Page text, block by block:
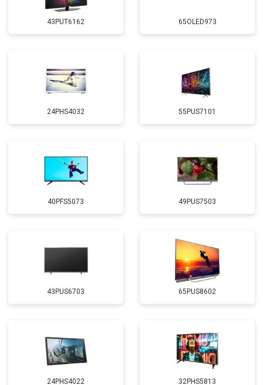
43PUT6162 65OLED973
24PHS4032 55PUS7101
40PFS5073 49PUS7503
43PUS6703 65PUS8602
24PHS4022 32PHS5813